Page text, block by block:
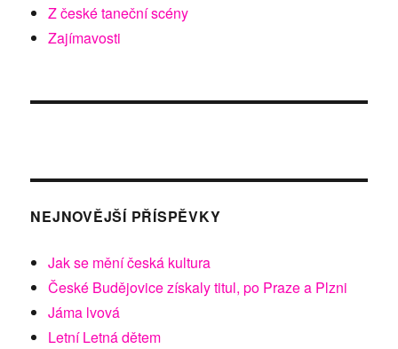
Z české taneční scény
Zajímavosti
NEJNOVĚJŠÍ PŘÍSPĚVKY
Jak se mění česká kultura
České Budějovice získaly titul, po Praze a Plzni
Jáma lvová
Letní Letná dětem